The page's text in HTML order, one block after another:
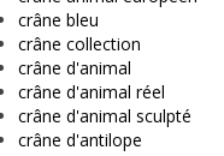
crâne bleu
crâne collection
crâne d'animal
crâne d'animal réel
crâne d'animal sculpté
crâne d'antilope